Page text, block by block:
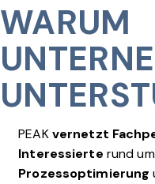
WARUM
PEAKvernetzt
Interessierte rund um
Prozessoptimierung